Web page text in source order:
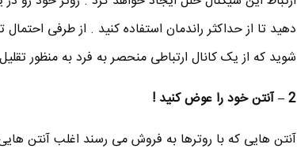
دهید تا از حداکثر راندمان استفاده کنید . از طرفی
شوید که از یک کانال ارتباطی منحصر به فرد به منظور
2 – آنتن خود را عوض کنید !
آنتن هایی که با روترها به فروش می رسند اغلب آنتن